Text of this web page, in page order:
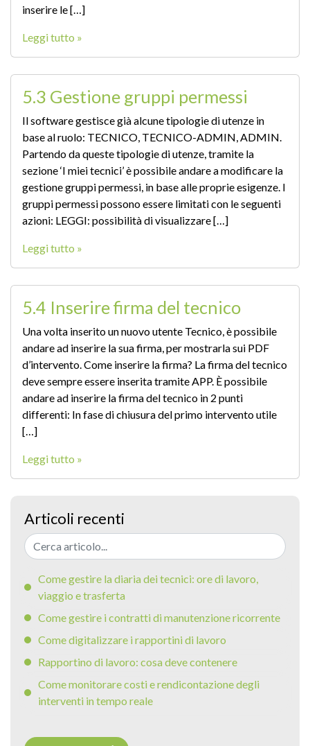
inserire le […]
Leggi tutto »
5.3 Gestione gruppi permessi
Il software gestisce già alcune tipologie di utenze in
base al ruolo: TECNICO, TECNICO-ADMIN, ADMIN.
Partendo da queste tipologie di utenze, tramite la
sezione ‘I miei tecnici’ è possibile andare a modificare la
gestione gruppi permessi, in base alle proprie esigenze. I
gruppi permessi possono essere limitati con le seguenti
azioni: LEGGI: possibilità di visualizzare […]
Leggi tutto »
5.4 Inserire firma del tecnico
Una volta inserito un nuovo utente Tecnico, è possibile
andare ad inserire la sua firma, per mostrarla sui PDF
d’intervento. Come inserire la firma? La firma del tecnico
deve sempre essere inserita tramite APP. È possibile
andare ad inserire la firma del tecnico in 2 punti
differenti: In fase di chiusura del primo intervento utile
[…]
Leggi tutto »
Articoli recenti
Come gestire la diaria dei tecnici: ore di lavoro,
viaggio e trasferta
Come gestire i contratti di manutenzione ricorrente
Come digitalizzare i rapportini di lavoro
Rapportino di lavoro: cosa deve contenere
Come monitorare costi e rendicontazione degli
interventi in tempo reale